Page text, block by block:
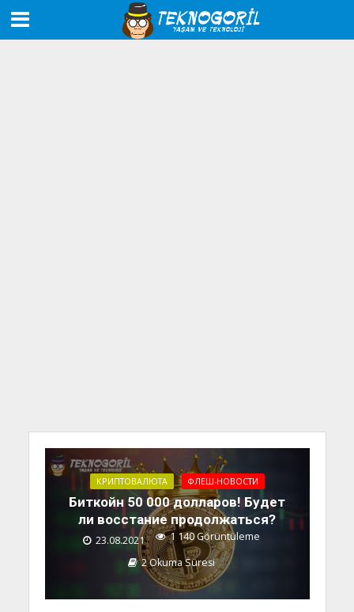
КРИПТОВАЛЮТА ФЛЕШ-НОВОСТИ
Биткойн 50 000 долларов! Будет
ли восстание продолжаться?
23.08.2021
1 140 Görüntüleme
2 Okuma Süresi